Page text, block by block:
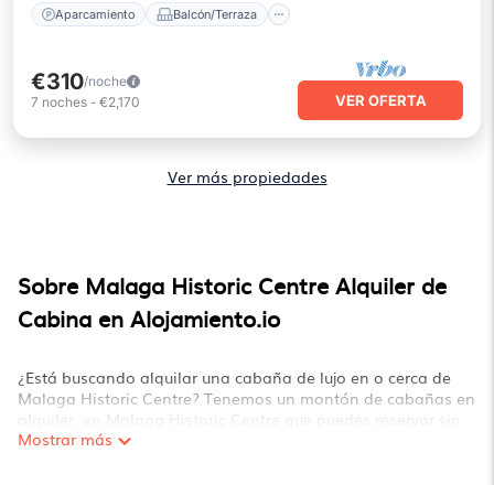
Aparcamiento Balcón/Terraza
€310/noche
7 noches - €2,170 VER OFERTA
Ver más propiedades
Sobre Malaga Historic Centre Alquiler de
Cabina en Alojamiento.io
¿Está buscando alquilar una cabaña de lujo en o cerca de
Malaga Historic Centre? Tenemos un montón de cabañas en
alquiler. en Malaga Historic Centre que puedes reservar sin
problemas, tanto en invierno como en verano. Estos
Mostrar más